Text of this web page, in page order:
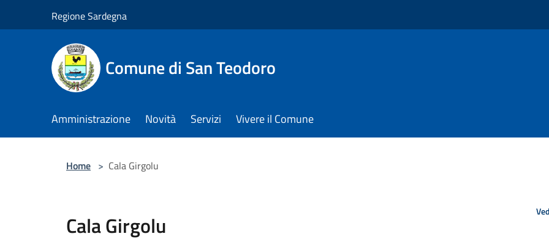
Regione Sardegna
Comune di San Teodoro
Amministrazione Novità Servizi Vivere il Comune
Home > Cala Girgolu
Cala Girgolu